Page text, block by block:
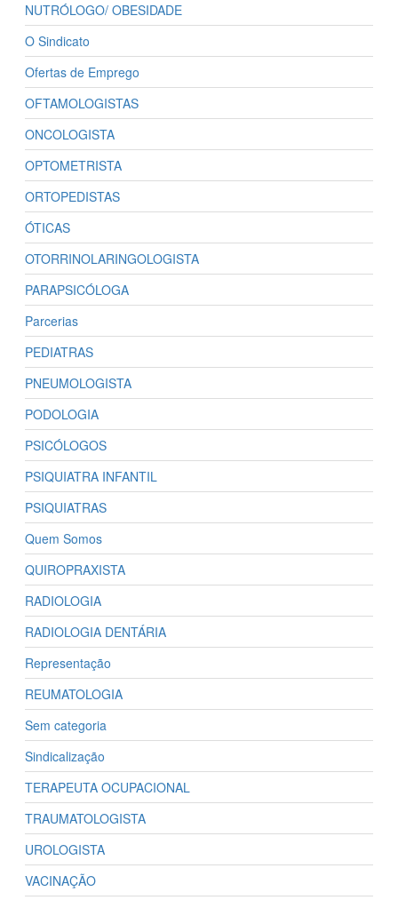
NUTRÓLOGO/ OBESIDADE
O Sindicato
Ofertas de Emprego
OFTAMOLOGISTAS
ONCOLOGISTA
OPTOMETRISTA
ORTOPEDISTAS
ÓTICAS
OTORRINOLARINGOLOGISTA
PARAPSICÓLOGA
Parcerias
PEDIATRAS
PNEUMOLOGISTA
PODOLOGIA
PSICÓLOGOS
PSIQUIATRA INFANTIL
PSIQUIATRAS
Quem Somos
QUIROPRAXISTA
RADIOLOGIA
RADIOLOGIA DENTÁRIA
Representação
REUMATOLOGIA
Sem categoria
Sindicalização
TERAPEUTA OCUPACIONAL
TRAUMATOLOGISTA
UROLOGISTA
VACINAÇÃO